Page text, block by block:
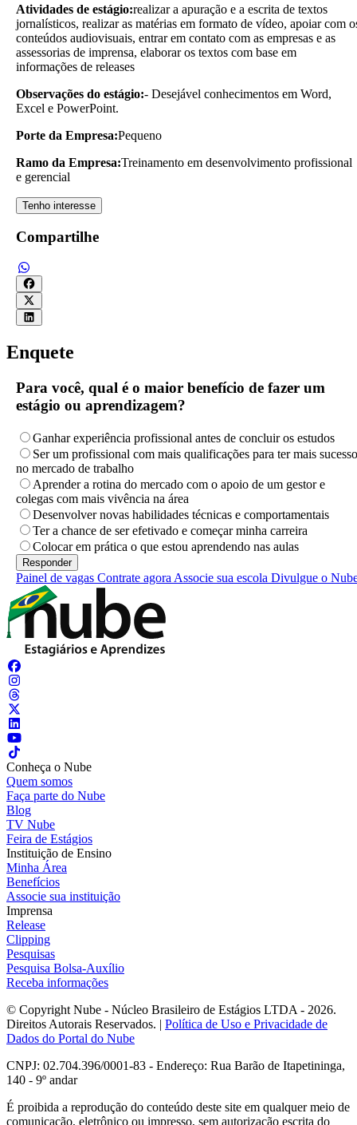
Atividades de estágio:realizar a apuração e a escrita de textos
jornalísticos, realizar as matérias em formato de vídeo, apoiar com
conteúdos audiovisuais, entrar em contato com as empresas e as
assessorias de imprensa, elaborar os textos com base em
informações de releases
Observações do estágio:- Desejável conhecimentos em Word,
Excel e PowerPoint.
Porte da Empresa:Pequeno
Ramo da Empresa:Treinamento em desenvolvimento profissional
e gerencial
Tenho interesse
Compartilhe
Enquete
Para você, qual é o maior benefício de fazer um
estágio ou aprendizagem?
Ganhar experiência profissional antes de concluir os estudos
Ser um profissional com mais qualificações para ter mais sucesso
no mercado de trabalho
Aprender a rotina do mercado com o apoio de um gestor e
colegas com mais vivência na área
Desenvolver novas habilidades técnicas e comportamentais
Ter a chance de ser efetivado e começar minha carreira
Colocar em prática o que estou aprendendo nas aulas
Painel de vagas Contrate agora Associe sua escola Divulgue o
Conheça o Nube
Quem somos
Faça parte do Nube
Blog
TV Nube
Feira de Estágios
Instituição de Ensino
Minha Área
Benefícios
Associe sua instituição
Imprensa
Release
Clipping
Pesquisas
Pesquisa Bolsa-Auxílio
Receba informações
© Copyright Nube - Núcleo Brasileiro de Estágios LTDA - 2026.
Direitos Autorais Reservados. | Política de Uso e Privacidade de
Dados do Portal do Nube
CNPJ: 02.704.396/0001-83 - Endereço: Rua Barão de Itapetininga,
140 - 9º andar
É proibida a reprodução do conteúdo deste site em qualquer meio de
comunicação, eletrônico ou impresso, sem autorização escrita do